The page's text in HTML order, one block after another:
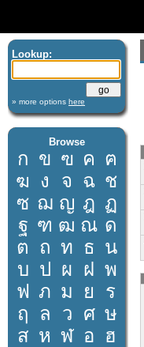
Lookup:
» more options here
Browse
ก ข ฃ ค ฅ
ฆ ง จ ฉ ช
ซ ฌ ญ ฎ ฏ
ฐ ฑ ฒ ณ ด
ต ถ ท ธ น
บ ป ผ ฝ พ
ฟ ภ ม ย
ร
ฤ
ล ว ศ ษ
ส ห ฬ อ ฮ